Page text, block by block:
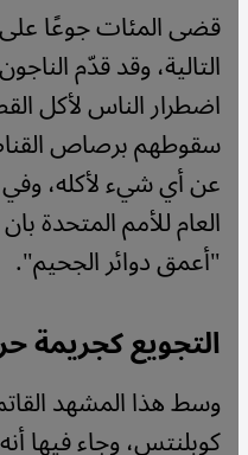
قضى المئات جوعًا
التالية، وقد قدّم
اضطرار الناس لأكل
سقوطهم برصاص
العام للأمم المتحدة
"أعمق دوائر الجحيم".
التجويع كجريمة
وسط هذا المشهد
كوبلنتس، وجاء فيها